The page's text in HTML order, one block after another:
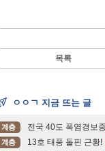
목록
ㅇㅇㄱ 지금 뜨는 글
계층 전국 40도 폭염경보
계층 13호 태풍 돌핀 근황!